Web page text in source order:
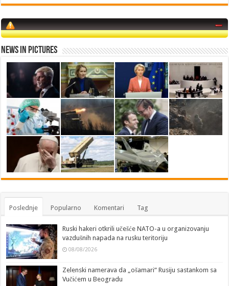
News in Pictures
Poslednje Popularno Komentari Tag
Ruski hakeri otkrili učešće NATO-a u organizovanju
vazdušnih napada na rusku teritoriju
08/08/2026
Zelenski namerava da „ošamari“ Rusiju sastankom sa
Vučićem u Beogradu